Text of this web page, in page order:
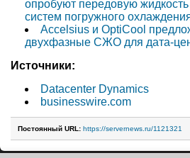
опробуют передовую
систем погружного
Accelsius и OptiCool
двухфазные СЖО для дата-
Источники:
Datacenter Dynamics
businesswire.com
Постоянный URL: https://servernews.ru/1121321